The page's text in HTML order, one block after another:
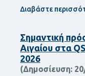
Διαβάστε
Σημαντική
Αιγαίου στα
2026